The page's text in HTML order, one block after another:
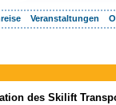
Veranstaltungen
des Skilift